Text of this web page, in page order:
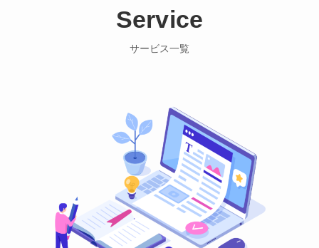
Service
サービス一覧